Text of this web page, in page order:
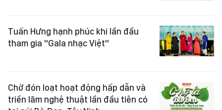
Tuấn Hưng hạnh phúc khi lần đầu
tham gia "Gala nhạc Việt"
Chờ đón loạt hoạt động hấp dẫn và
triển lãm nghệ thuật lần đầu tiên có